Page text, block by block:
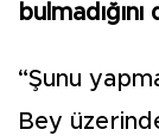
“Şunu
Bey